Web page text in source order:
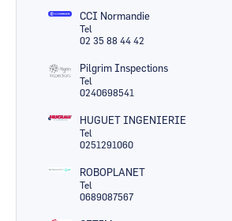
CCI Normandie
Tel
02 35 88 44 42
Pilgrim Inspections
Tel
0240698541
HUGUET INGENIERIE
Tel
0251291060
ROBOPLANET
Tel
0689087567